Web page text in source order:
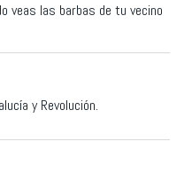
veas las barbas de tu vecino
y Revolución.